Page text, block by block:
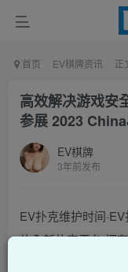
首页 EV棋牌资讯 正
高效解决游戏安
参展 2023
EV棋牌
3年前发布
EV扑克维护时间
的全新扑克平台,拥
们具备完善的国际